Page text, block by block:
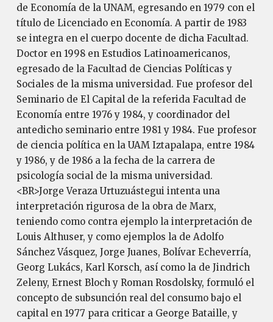
de Economía de la UNAM, egresando en 1979 con el
título de Licenciado en Economía. A partir de 1983
se integra en el cuerpo docente de dicha Facultad.
Doctor en 1998 en Estudios Latinoamericanos,
egresado de la Facultad de Ciencias Políticas y
Sociales de la misma universidad. Fue profesor del
Seminario de El Capital de la referida Facultad de
Economía entre 1976 y 1984, y coordinador del
antedicho seminario entre 1981 y 1984. Fue profesor
de ciencia política en la UAM Iztapalapa, entre 1984
y 1986, y de 1986 a la fecha de la carrera de
psicología social de la misma universidad.
<BR>Jorge Veraza Urtuzuástegui intenta una
interpretación rigurosa de la obra de Marx,
teniendo como contra ejemplo la interpretación de
Louis Althuser, y como ejemplos la de Adolfo
Sánchez Vásquez, Jorge Juanes, Bolívar Echeverría,
Georg Lukács, Karl Korsch, así como la de Jindrich
Zeleny, Ernest Bloch y Roman Rosdolsky, formuló el
concepto de subsunción real del consumo bajo el
capital en 1977 para criticar a George Bataille, y